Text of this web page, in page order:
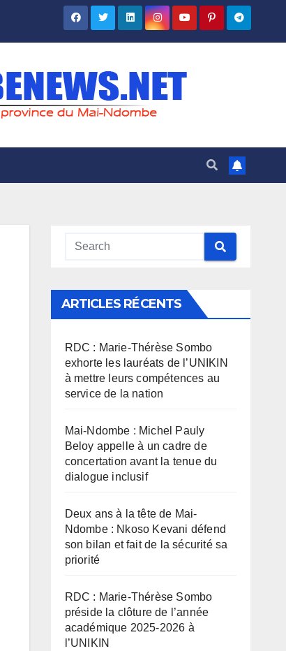
ARTICLES RÉCENTS
RDC : Marie-Thérèse Sombo
exhorte les lauréats de l’UNIKIN
à mettre leurs compétences au
service de la nation
Mai-Ndombe : Michel Pauly
Beloy appelle à un cadre de
concertation avant la tenue du
dialogue inclusif
Deux ans à la tête de Mai-
Ndombe : Nkoso Kevani défend
son bilan et fait de la sécurité sa
priorité
RDC : Marie-Thérèse Sombo
préside la clôture de l’année
académique 2025-2026 à
l’UNIKIN